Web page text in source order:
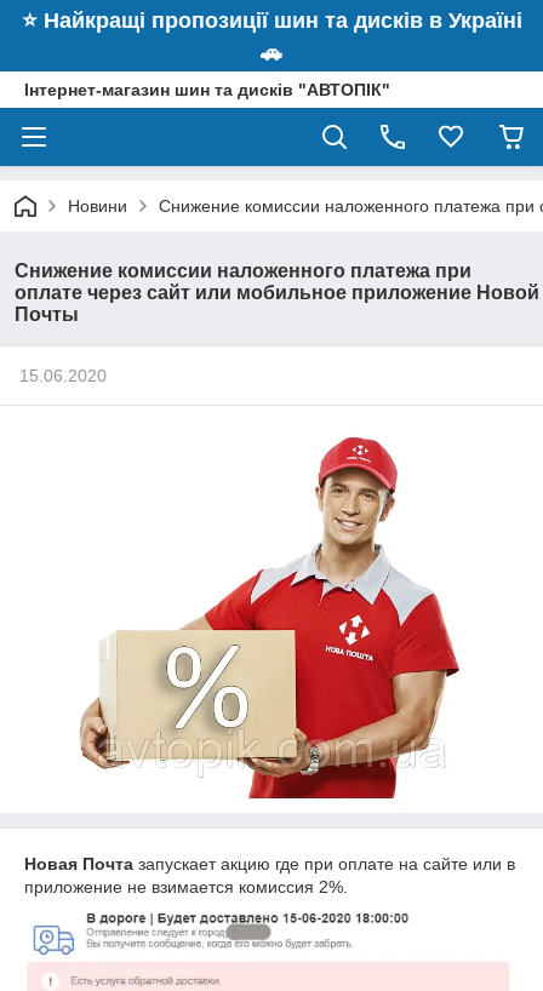
⭐️ Найкращі пропозиції шин та дисків в Україні
🚗
Інтернет-магазин шин та дисків "АВТОПІК"
Новини Снижение комиссии наложенного платежа
Снижение комиссии наложенного платежа при
оплате через сайт или мобильное приложение Новой
Почты
15.06.2020
Новая Почта запускает акцию где при оплате на сайте или в
приложение не взимается комиссия 2%.